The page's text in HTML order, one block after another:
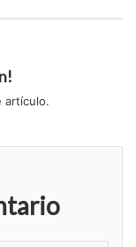
artículo.